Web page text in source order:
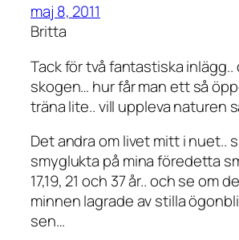
maj 8, 2011
Britta
Tack för två fantastiska
skogen… hur får man ett så
träna lite.. vill uppleva naturen
Det andra om livet mitt i nuet..
smyglukta på mina föredetta
17,19, 21 och 37 år.. och se om
minnen lagrade av stilla
sen…